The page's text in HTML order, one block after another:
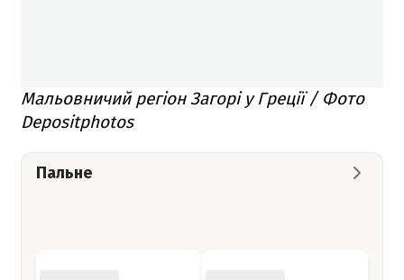
Мальовничий регіон Загорі у Греції / Фото
Depositphotos
Пальне